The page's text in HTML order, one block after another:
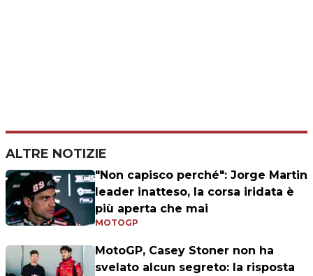
ALTRE NOTIZIE
"Non capisco perché": Jorge Martin
leader inatteso, la corsa iridata è
più aperta che mai
MOTOGP
MotoGP, Casey Stoner non ha
svelato alcun segreto: la risposta